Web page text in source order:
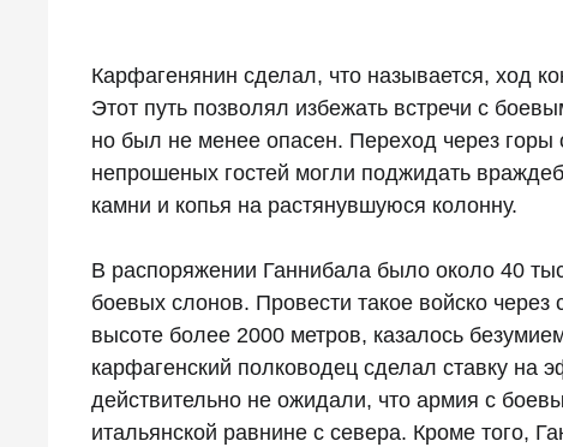
Карфагенянин сделал, что называется, ход
Этот путь позволял избежать встречи с
но был не менее опасен. Переход через горы
непрошеных гостей могли поджидать
камни и копья на растянувшуюся колонну.
В распоряжении Ганнибала было около 40
боевых слонов. Провести такое войско
высоте более 2000 метров, казалось
карфагенский полководец сделал ставку
действительно не ожидали, что армия с
итальянской равнине с севера. Кроме того,